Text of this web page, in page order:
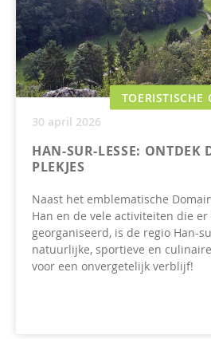
TOERISTISCHE
30 april 2026
HAN-SUR-LESSE: ONTDEK
PLEKJES
Naast het emblematische
Han en de vele activiteiten die
georganiseerd, is de regio Han-
natuurlijke, sportieve en
voor een onvergetelijk verblijf!